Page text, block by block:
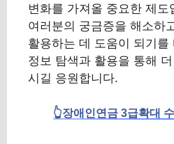
변화를 가져올 중요한 제
여러분의 궁금증을 해소하
활용하는 데 도움이 되기를
정보 탐색과 활용을 통해
시길 응원합니다.
👆장애인연금 3급확대